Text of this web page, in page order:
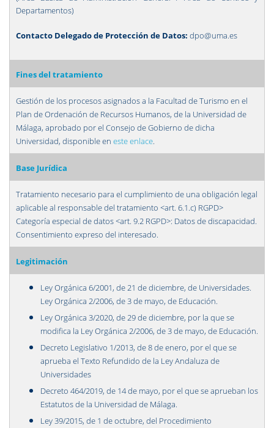
Departamentos)
Contacto Delegado de Protección de Datos: dpo@uma.es
Fines del tratamiento
Gestión de los procesos asignados a la Facultad de Turismo en el
Plan de Ordenación de Recursos Humanos, de la Universidad de
Málaga, aprobado por el Consejo de Gobierno de dicha
Universidad, disponible en este enlace.
Base Jurídica
Tratamiento necesario para el cumplimiento de una obligación legal
aplicable al responsable del tratamiento <art. 6.1.c) RGPD>
Categoría especial de datos <art. 9.2 RGPD>: Datos de discapacidad.
Consentimiento expreso del interesado.
Legitimación
Ley Orgánica 6/2001, de 21 de diciembre, de Universidades.
Ley Orgánica 2/2006, de 3 de mayo, de Educación.
Ley Orgánica 3/2020, de 29 de diciembre, por la que se
modifica la Ley Orgánica 2/2006, de 3 de mayo, de Educación.
Decreto Legislativo 1/2013, de 8 de enero, por el que se
aprueba el Texto Refundido de la Ley Andaluza de
Universidades
Decreto 464/2019, de 14 de mayo, por el que se aprueban los
Estatutos de la Universidad de Málaga.
Ley 39/2015, de 1 de octubre, del Procedimiento